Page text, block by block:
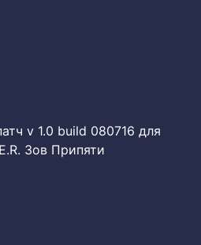
v 1.0 build 080716 для
Зов Припяти